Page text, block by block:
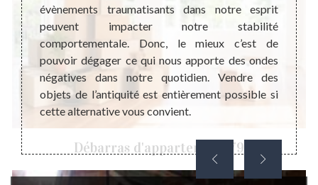
Débarras d'appartement 79
un
évènements traumatisants dans notre esprit
peuvent impacter notre stabilité
comportementale. Donc, le mieux c’est de
pouvoir dégager ce qui nous apporte des ondes
négatives dans notre quotidien. Vendre des
objets de l’antiquité est entièrement possible si
cette alternative vous convient.
là, la